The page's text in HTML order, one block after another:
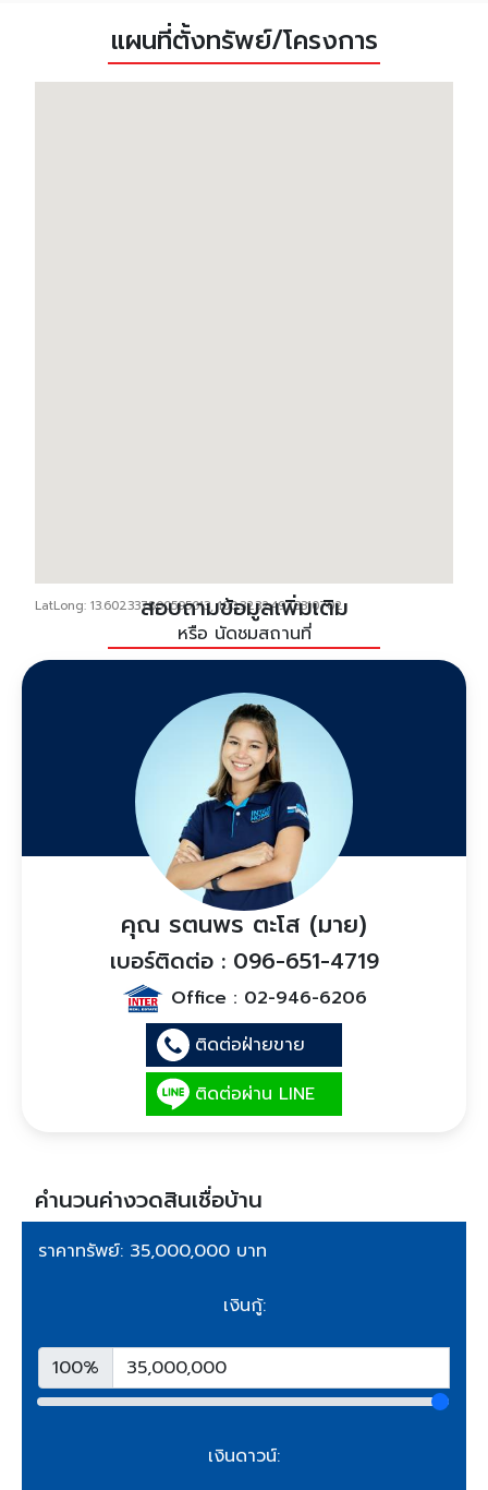
แผนที่ตั้งทรัพย์/โครงการ
LatLong: 13.602337800595013, 100.32324923310702
สอบถามข้อมูลเพิ่มเติม
หรือ นัดชมสถานที่
คุณ รตนพร ตะโส (มาย)
เบอร์ติดต่อ : 096-651-4719
Office : 02-946-6206
ติดต่อฝ่ายขาย
ติดต่อผ่าน LINE
คำนวนค่างวดสินเชื่อบ้าน
ราคาทรัพย์: 35,000,000 บาท
เงินกู้:
100%
เงินดาวน์: